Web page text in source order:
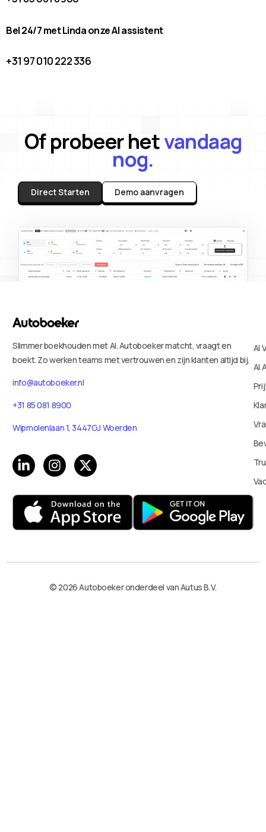
Bel 24/7 met Linda onze AI assistent
+31 97 010 222 336
Of probeer hetvandaag
nog.
Direct Starten Demo aanvragen
Slimmer boekhouden met AI. Autoboeker matcht, vraagt en
boekt. Zo werken teams met vertrouwen en zijn klanten altijd bij.
info@autoboeker.nl
+31 85 081 8900
Wipmolenlaan 1, 3447GJ Woerden
AI
AI
© 2026 Autoboeker onderdeel van Autus B.V.